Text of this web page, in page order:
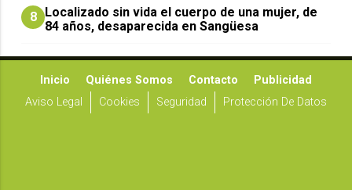
8 Localizado sin vida el cuerpo de una mujer, de
84 años, desaparecida en Sangüesa
Inicio Quiénes Somos Contacto
Publicidad
Aviso Legal
Cookies Seguridad Protección De Datos